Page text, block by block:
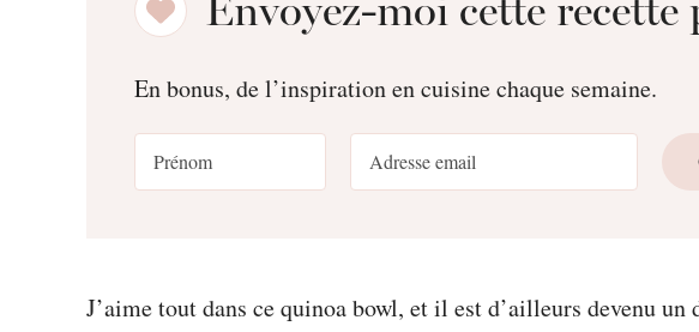
En bonus, de l’inspiration en cuisine chaque semaine.
J’aime tout dans ce quinoa bowl, et il est d’ailleurs devenu un